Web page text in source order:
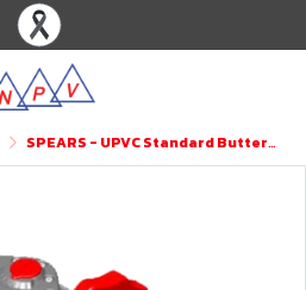
SPEARS - UPVC Standard Butterfly Valve Gear Operate